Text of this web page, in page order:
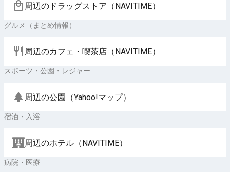
周辺のドラッグストア（NAVITIME）
グルメ（まとめ情報）
周辺のカフェ・喫茶店（NAVITIME）
スポーツ・公園・レジャー
周辺の公園（Yahoo!マップ）
宿泊・入浴
周辺のホテル（NAVITIME）
病院・医療